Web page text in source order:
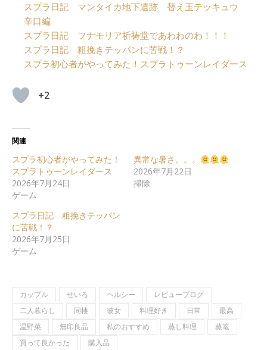
スプラ日記 マンタイカ地下遺跡 替え玉テッキュウ
辛口編
スプラ日記 フナモリア祈祷堂であわわのわ！！！
スプラ日記 粗挽きテッパンに苦戦！？
スプラ初心者がやってみた！スプラトゥーンレイダース
+2
関連
スプラ初心者がやってみた！
スプラトゥーンレイダース
2026年7月24日
ゲーム
異常な暑さ。。。
2026年7月22日
掃除
スプラ日記 粗挽きテッパン
に苦戦！？
2026年7月25日
ゲーム
カップル せいろ ヘルシー
レビューブログ
二人暮らし
同棲 彼女 料理好き 日常
最高
温野菜
無印良品 私のおすすめ 蒸し料理
蒸篭
買って良かった
購入品